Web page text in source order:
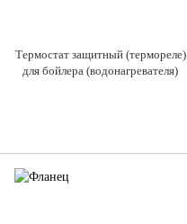
Термостат защитный (термореле)
для бойлера (водонагревателя)